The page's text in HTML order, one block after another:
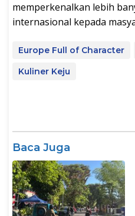
memperkenalkan lebih
internasional kepada
Europe Full of Character
Kuliner Keju
Baca Juga